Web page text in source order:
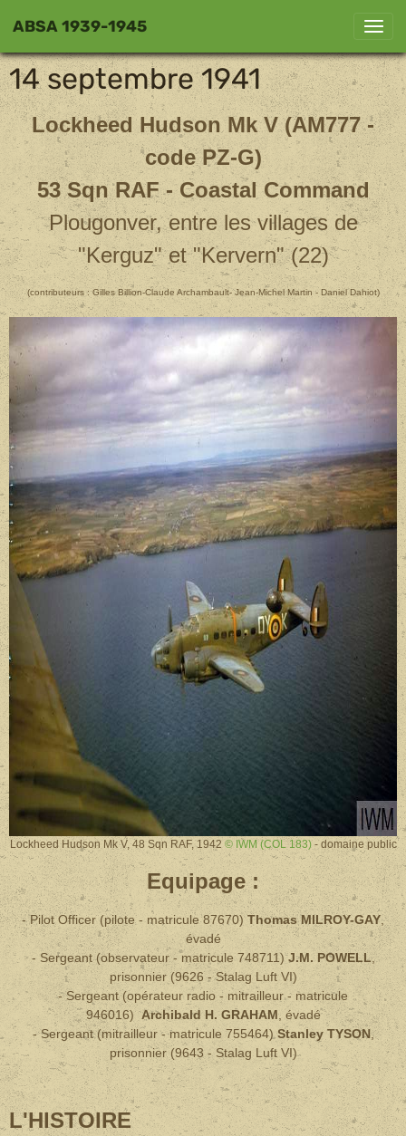
ABSA 1939-1945
14 septembre 1941
Lockheed Hudson Mk V (AM777 -
code PZ-G)
53 Sqn RAF - Coastal Command
Plougonver, entre les villages de
"Kerguz" et "Kervern" (22)
(contributeurs : Gilles Billion-Claude Archambault- Jean-Michel Martin - Daniel Dahiot)
Lockheed Hudson Mk V, 48 Sqn RAF, 1942 © IWM (COL 183)- domaine public
Equipage :
- Pilot Officer (pilote - matricule 87670)Thomas MILROY-GAY,
évadé
- Sergeant (observateur - matricule 748711)J.M. POWELL,
prisonnier (9626 - Stalag Luft VI)
- Sergeant (opérateur radio - mitrailleur - matricule
946016)Archibald H. GRAHAM, évadé
- Sergeant (mitrailleur - matricule 755464) Stanley TYSON,
prisonnier(9643 - Stalag Luft VI)
L'HISTOIRE